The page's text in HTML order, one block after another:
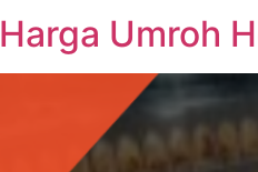
Harga Umroh